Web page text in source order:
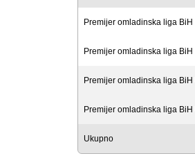
Premijer omladinska liga BiH
Premijer omladinska liga BiH
Premijer omladinska liga BiH
Premijer omladinska liga BiH
Ukupno